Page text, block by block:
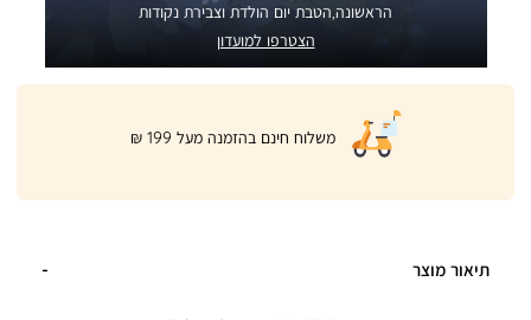
הראשונה,הטבת יום הולדת וצבירת נקודות
הצטרפו למועדון
|
product
page
banner
משלוח חינם בהזמנה מעל 199 ₪
תיאור מוצר